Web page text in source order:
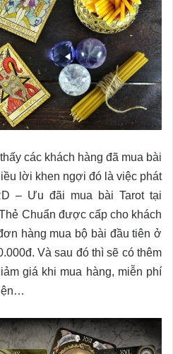
các khách hàng đã mua bài
lời khen ngợi đó là việc phát
– Ưu đãi mua bài Tarot tại
Chuẩn được cấp cho khách
hàng mua bộ bài đầu tiên ở
Và sau đó thì sẽ có thêm
giá khi mua hàng, miễn phí